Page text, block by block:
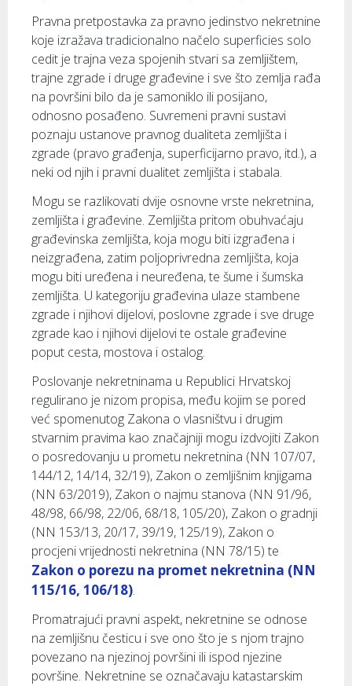
Pravna pretpostavka za pravno jedinstvo nekretnine
koje izražava tradicionalno načelo superficies solo
cedit je trajna veza spojenih stvari sa zemljištem,
trajne zgrade i druge građevine i sve što zemlja rađa
na površini bilo da je samoniklo ili posijano,
odnosno posađeno. Suvremeni pravni sustavi
poznaju ustanove pravnog dualiteta zemljišta i
zgrade (pravo građenja, superficijarno pravo, itd.), a
neki od njih i pravni dualitet zemljišta i stabala.
Mogu se razlikovati dvije osnovne vrste nekretnina,
zemljišta i građevine. Zemljišta pritom obuhvaćaju
građevinska zemljišta, koja mogu biti izgrađena i
neizgrađena, zatim poljoprivredna zemljišta, koja
mogu biti uređena i neuređena, te šume i šumska
zemljišta. U kategoriju građevina ulaze stambene
zgrade i njihovi dijelovi, poslovne zgrade i sve druge
zgrade kao i njihovi dijelovi te ostale građevine
poput cesta, mostova i ostalog.
Poslovanje nekretninama u Republici Hrvatskoj
regulirano je nizom propisa, među kojim se pored
već spomenutog Zakona o vlasništvu i drugim
stvarnim pravima kao značajniji mogu izdvojiti Zakon
o posredovanju u prometu nekretnina (NN 107/07,
144/12, 14/14, 32/19), Zakon o zemljišnim knjigama
(NN 63/2019), Zakon o najmu stanova (NN 91/96,
48/98, 66/98, 22/06, 68/18, 105/20), Zakon o gradnji
(NN 153/13, 20/17, 39/19, 125/19), Zakon o
procjeni vrijednosti nekretnina (NN 78/15) te
Zakon o porezu na promet nekretnina (NN
115/16, 106/18).
Promatrajući pravni aspekt, nekretnine se odnose
na zemljišnu česticu i sve ono što je s njom trajno
povezano na njezinoj površini ili ispod njezine
površine. Nekretnine se označavaju katastarskim